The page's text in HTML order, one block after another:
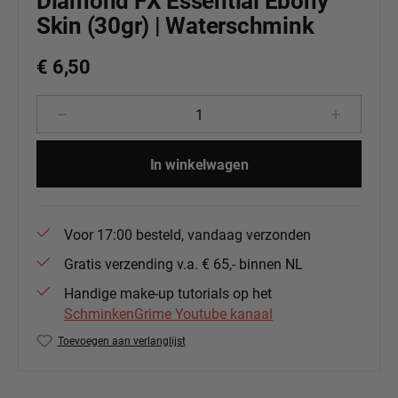
Skin (30gr) | Waterschmink
€ 6,50
Producthoeveelheid: Voer de
In winkelwagen
Voor 17:00 besteld, vandaag verzonden
Gratis verzending v.a. € 65,- binnen NL
Handige make-up tutorials op het
SchminkenGrime Youtube kanaal
Toevoegen aan verlanglijst